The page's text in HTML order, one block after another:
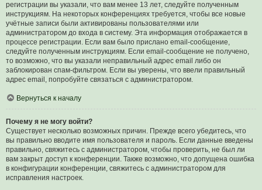
регистрации вы указали, что вам менее 13 лет, следуйте полученным
инструкциям. На некоторых конференциях требуется, чтобы все новые
учётные записи были активированы пользователями или
администратором до входа в систему. Эта информация отображается в
процессе регистрации. Если вам было прислано email-сообщение,
следуйте полученным инструкциям. Если email-сообщение не получено,
то возможно, что вы указали неправильный адрес email либо он
заблокирован спам-фильтром. Если вы уверены, что ввели правильный
адрес email, попробуйте связаться с администратором.
Вернуться к началу
Почему я не могу войти?
Существует несколько возможных причин. Прежде всего убедитесь, что
вы правильно вводите имя пользователя и пароль. Если данные введены
правильно, свяжитесь с администратором, чтобы проверить, не был ли
вам закрыт доступ к конференции. Также возможно, что допущена ошибка
в конфигурации конференции, свяжитесь с администратором для
исправления настроек.